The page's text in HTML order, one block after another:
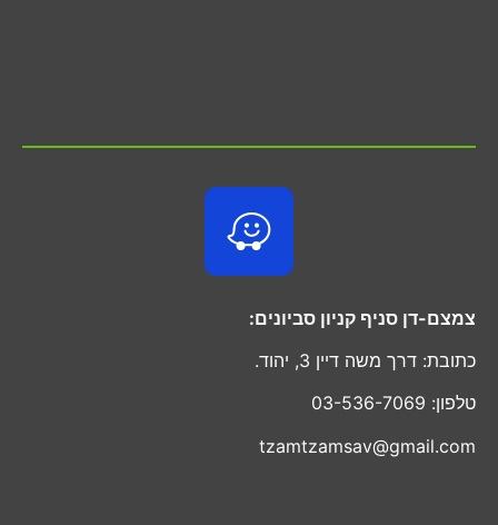
צמצם-דן סניף קניון סביונים:
כתובת: דרך משה דיין 3, יהוד.
טלפון: 03-536-7069
tzamtzamsav@gmail.com